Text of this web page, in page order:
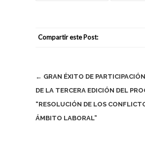
Compartir este Post:
Post
navigation
← GRAN ÉXITO DE
DE LA TERCERA EDICIÓN DEL
“RESOLUCIÓN DE LOS
ÁMBITO LABORAL”